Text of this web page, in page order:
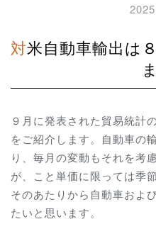
対米自動車輸出は８月も依然単価が低い
９月に発表された貿易統計
をご紹介します。自動車の
り、毎月の変動もそれを考
が、こと単価に限っては季
そのあたりから自動車およ
たいと思います。